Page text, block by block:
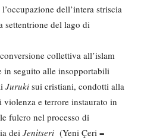
dell’intera striscia
settentrione del lago di
collettiva all’islam
in seguito alle insopportabili
Juruki sui cristiani, condotti alla
e terrore instaurato in
fulcro nel processo di
dei Jenìtseri (Yeni Çeri =